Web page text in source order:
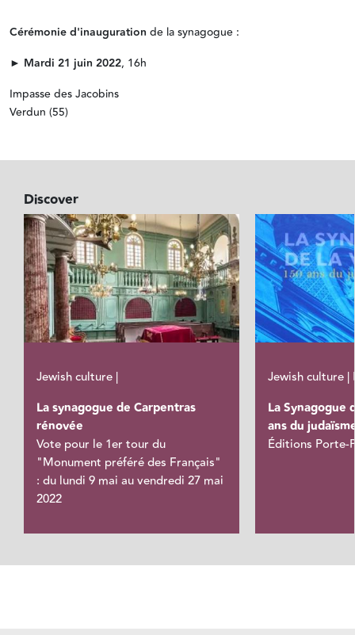
Cérémonie d'inauguration de la synagogue :
► Mardi 21 juin 2022, 16h
Impasse des Jacobins
Verdun (55)
Discover
Jewish culture |
La synagogue de Carpentras
rénovée
Vote pour le 1er tour du
"Monument préféré des Français"
: du lundi 9 mai au vendredi 27 mai
2022
Jewish culture |
La Synagogue
ans du
Éditions Porte-